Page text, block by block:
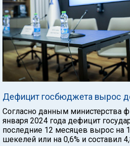
Дефицит госбюджета вырос
Согласно данным министерства
января 2024 года дефицит
последние 12 месяцев вырос на
шекелей или на 0,6% и составил